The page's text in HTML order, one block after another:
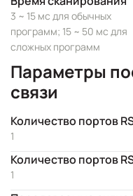
3 ~ 15 мс для обычных
программ; 15 ~ 50 мс для
сложных программ
Параметры
связи
Количество портов
1
Количество портов
1